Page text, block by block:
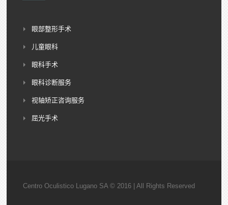
眼部整形手术
儿童眼科
眼科手术
眼科诊断服务
视轴矫正咨询服务
屈光手术
Centro Oculistico Lugano SA © 2016 | All Rights Reserved